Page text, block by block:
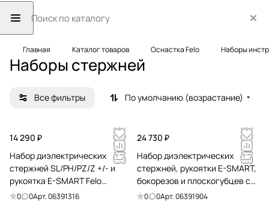
Главная Каталог товаров Оснастка Felo Наборы
Наборы стержней
Все фильтры По умолчанию (возрастание)
14 290 ₽
Набор диэлектрических
стержней SL/PH/PZ/Z +/- и
рукоятка E-SMART Felo
06391316
0 0Арт.06391316
24 730 ₽
Набор диэлектрических
стержней, рукоятки E-SMART,
бокорезов и плоскогубцев с
отверткой тестером Felo
0 0Арт.06391904